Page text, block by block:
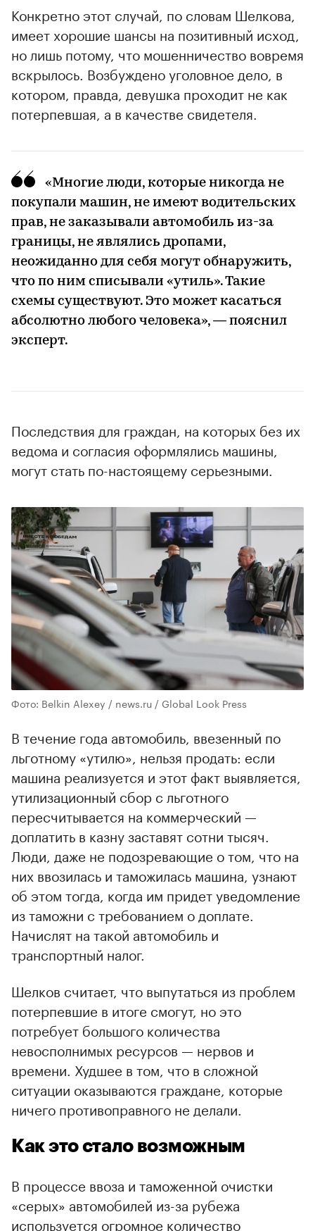
Конкретно этот случай, по словам Шелкова,
имеет хорошие шансы на позитивный исход,
но лишь потому, что мошенничество вовремя
вскрылось. Возбуждено уголовное дело, в
котором, правда, девушка проходит не как
потерпевшая, а в качестве свидетеля.
«Многие люди, которые никогда не
покупали машин, не имеют водительских
прав, не заказывали автомобиль из-за
границы, не являлись дропами,
неожиданно для себя могут обнаружить,
что по ним списывали «утиль». Такие
схемы существуют. Это может касаться
абсолютно любого человека», — пояснил
эксперт.
Последствия для граждан, на которых без их
ведома и согласия оформлялись машины,
могут стать по-настоящему серьезными.
Фото: Belkin Alexey / news.ru / Global Look Press
В течение года автомобиль, ввезенный по
льготному «утилю», нельзя продать: если
машина реализуется и этот факт выявляется,
утилизационный сбор с льготного
пересчитывается на коммерческий —
доплатить в казну заставят сотни тысяч.
Люди, даже не подозревающие о том, что на
них ввозилась и таможилась машина, узнают
об этом тогда, когда им придет уведомление
из таможни с требованием о доплате.
Начислят на такой автомобиль и
транспортный налог.
Шелков считает, что выпутаться из проблем
потерпевшие в итоге смогут, но это
потребует большого количества
невосполнимых ресурсов — нервов и
времени. Худшее в том, что в сложной
ситуации оказываются граждане, которые
ничего противоправного не делали.
Как это стало возможным
В процессе ввоза и таможенной очистки
«серых» автомобилей из-за рубежа
используется огромное количество